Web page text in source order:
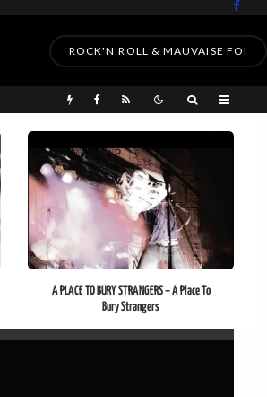
ROCK'N'ROLL & MAUVAISE FOI
A PLACE TO BURY STRANGERS – A Place To
Bury Strangers